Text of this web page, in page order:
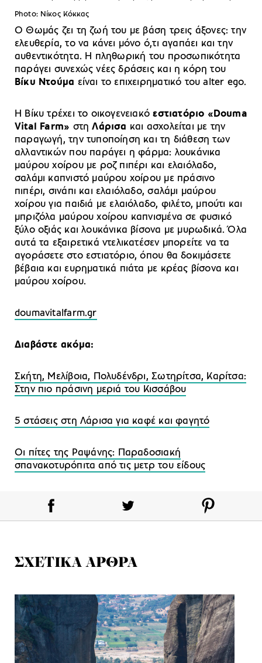
Photo: Νίκος Κόκκας
Ο Θωμάς ζει τη ζωή του με βάση τρεις άξονες: την
ελευθερία, το να κάνει μόνο ό,τι αγαπάει και την
αυθεντικότητα. Η πληθωρική του προσωπικότητα
παράγει συνεχώς νέες δράσεις και η κόρη του
Βίκυ Ντούμα είναι το επιχειρηματικό του alter ego.
Η Βίκυ τρέχει το οικογενειακόεστιατόριο «Douma
Vital Farm» στη Λάρισα και ασχολείται με την
παραγωγή, την τυποποίηση και τη διάθεση των
αλλαντικών που παράγει η φάρμα: λουκάνικα
μαύρου χοίρου με ροζ πιπέρι και ελαιόλαδο,
σαλάμι καπνιστό μαύρου χοίρου με πράσινο
πιπέρι, σινάπι και ελαιόλαδο, σαλάμι μαύρου
χοίρου για παιδιά με ελαιόλαδο, φιλέτο, μπούτι και
μπριζόλα μαύρου χοίρου καπνισμένα σε φυσικό
ξύλο οξιάς και λουκάνικα βίσονα με μυρωδικά. Όλα
αυτά τα εξαιρετικά ντελικατέσεν μπορείτε να τα
αγοράσετε στο εστιατόριο, όπου θα δοκιμάσετε
βέβαια και ευρηματικά πιάτα με κρέας βίσονα και
μαύρου χοίρου.
doumavitalfarm.gr
Διαβάστε ακόμα:
Σκήτη, Μελίβοια, Πολυδένδρι, Σωτηρίτσα, Καρίτσα:
Στην πιο πράσινη μεριά του Κισσάβου
5 στάσεις στη Λάρισα για καφέ και φαγητό
Οι πίτες της Ραψάνης: Παραδοσιακή
σπανακοτυρόπιτα από τις μετρ του είδους
ΣΧΕΤΙΚΑ ΑΡΘΡΑ